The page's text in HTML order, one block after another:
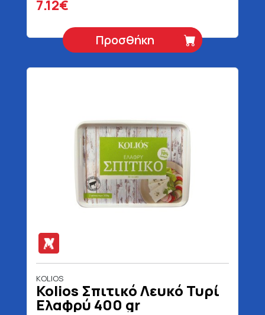
7.12€
Προσθήκη
KOLIOS
Kolios Σπιτικό Λευκό Τυρί
Ελαφρύ 400 gr